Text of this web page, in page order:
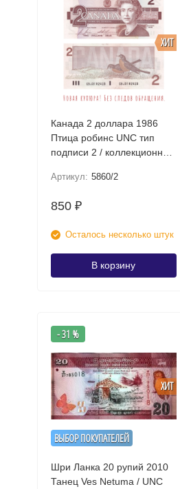
ХИТ
Канада 2 доллара 1986
Птица робинс UNC тип
подписи 2 / коллекционная
Артикул: 5860/2
850 ₽
Осталось несколько штук
В корзину
ВЫБОР ПОКУПАТЕЛЕЙ
ХИТ
- 31 %
Шри Ланка 20 рупий 2010
Танец Ves Netuma / UNC